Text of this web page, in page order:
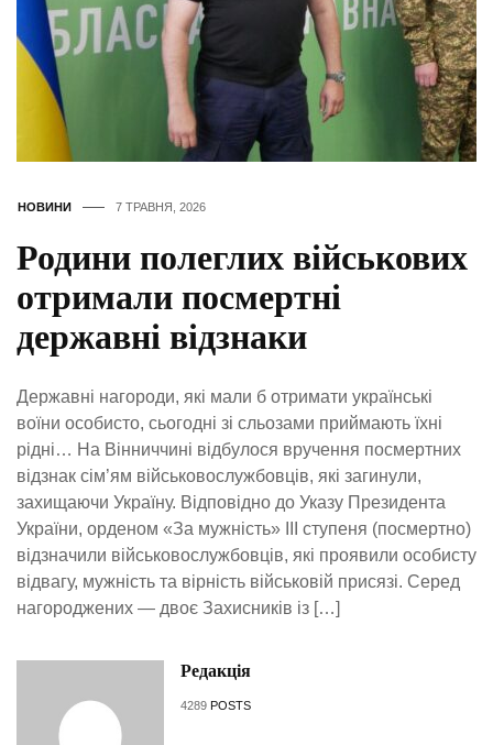
НОВИНИ 7 ТРАВНЯ, 2026
Родини полеглих військових
отримали посмертні
державні відзнаки
Державні нагороди, які мали б отримати українські
воїни особисто, сьогодні зі сльозами приймають їхні
рідні… На Вінниччині відбулося вручення посмертних
відзнак сім’ям військовослужбовців, які загинули,
захищаючи Україну. Відповідно до Указу Президента
України, орденом «За мужність» ІІІ ступеня (посмертно)
відзначили військовослужбовців, які проявили особисту
відвагу, мужність та вірність військовій присязі. Серед
нагороджених — двоє Захисників із […]
Редакція
4289 POSTS